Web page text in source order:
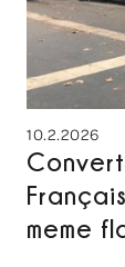
10.2.2026
meme